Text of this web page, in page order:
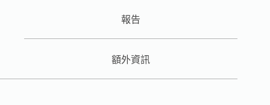
報告
額外資訊